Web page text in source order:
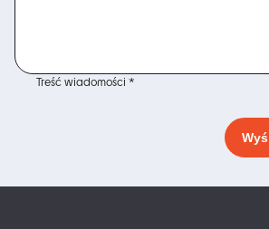
Treść wiadomości *